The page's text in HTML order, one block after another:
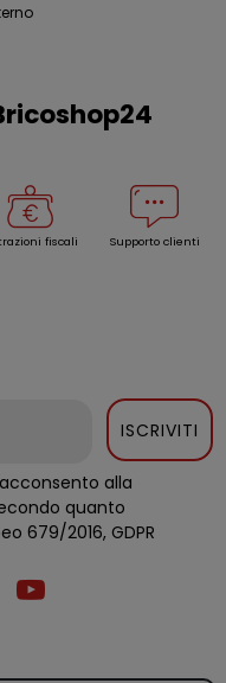
fiscali Supporto clienti
ISCRIVITI
alla
quanto
stabilito dal regolamento europeo 679/2016, GDPR